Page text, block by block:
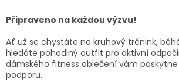
Připraveno na každou výzvu!
Ať už se chystáte na kruhový trénink,
hledáte pohodlný outfit pro aktivní
dámského fitness oblečení vám
podporu.